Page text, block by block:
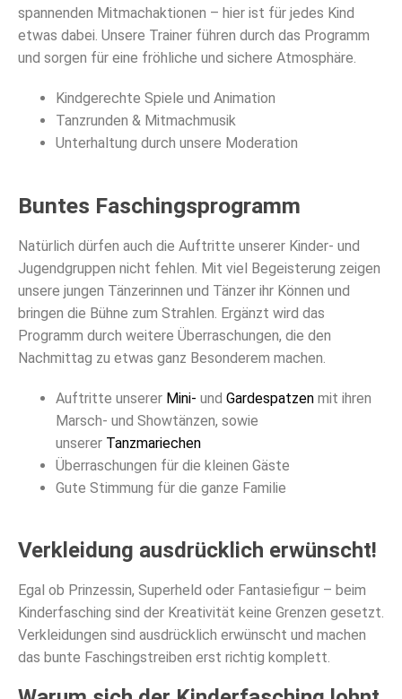
spannenden Mitmachaktionen – hier ist für jedes Kind
etwas dabei. Unsere Trainer führen durch das Programm
und sorgen für eine fröhliche und sichere Atmosphäre.
Kindgerechte Spiele und Animation
Tanzrunden & Mitmachmusik
Unterhaltung durch unsere Moderation
Buntes Faschingsprogramm
Natürlich dürfen auch die Auftritte unserer Kinder- und
Jugendgruppen nicht fehlen. Mit viel Begeisterung zeigen
unsere jungen Tänzerinnen und Tänzer ihr Können und
bringen die Bühne zum Strahlen. Ergänzt wird das
Programm durch weitere Überraschungen, die den
Nachmittag zu etwas ganz Besonderem machen.
Auftritte unserer Mini- und Gardespatzenmit ihren
Marsch- und Showtänzen, sowie
unserer Tanzmariechen
Überraschungen für die kleinen Gäste
Gute Stimmung für die ganze Familie
Verkleidung ausdrücklich erwünscht!
Egal ob Prinzessin, Superheld oder Fantasiefigur – beim
Kinderfasching sind der Kreativität keine Grenzen gesetzt.
Verkleidungen sind ausdrücklich erwünscht und machen
das bunte Faschingstreiben erst richtig komplett.